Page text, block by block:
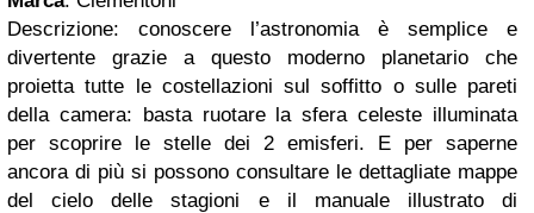
Descrizione: conoscere l’astronomia è semplice e
divertente grazie a questo moderno planetario che
proietta tutte le costellazioni sul soffitto o sulle pareti
della camera: basta ruotare la sfera celeste illuminata
per scoprire le stelle dei 2 emisferi. E per saperne
ancora di più si possono consultare le dettagliate mappe
del cielo delle stagioni e il manuale illustrato di